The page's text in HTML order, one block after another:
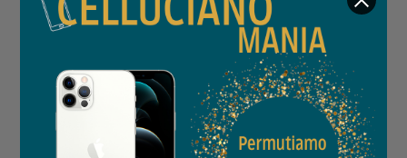
IL NEGOZIO
INSTAGRAM
Whatsapp
Mail
Domande
e Risposte
Non abbiamo prodotti disponibili che
corrispondono alla ricerca effettuata